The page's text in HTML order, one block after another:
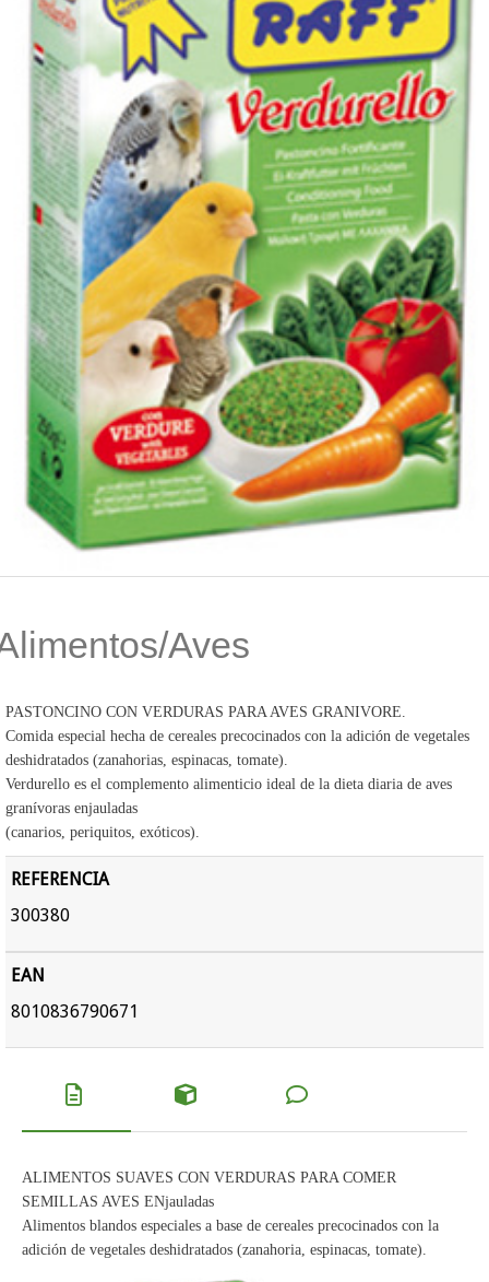
Aves
PASTONCINO CON VERDURAS PARA AVES GRANIVORE.
Comida especial hecha de cereales precocinados con la adición de vegetales
deshidratados (zanahorias, espinacas, tomate).
Verdurello es el complemento alimenticio ideal de la dieta diaria de aves
granívoras enjauladas
(canarios, periquitos, exóticos).
REFERENCIA
300380
EAN
8010836790671
ALIMENTOS SUAVES CON VERDURAS PARA COMER
SEMILLAS AVES ENjauladas
Alimentos blandos especiales a base de cereales precocinados con la
adición de vegetales deshidratados (zanahoria, espinacas, tomate).